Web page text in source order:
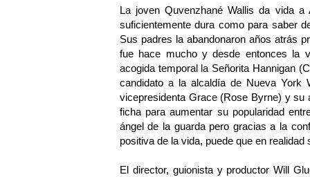
La joven Quvenzhané Wallis da vida
suficientemente dura como para saber
Sus padres la abandonaron años atrás
fue hace mucho y desde entonces la
acogida temporal la Señorita Hannigan
candidato a la alcaldía de Nueva York
vicepresidenta Grace (Rose Byrne) y
ficha para aumentar su popularidad
ángel de la guarda pero gracias a la
positiva de la vida, puede que en realidad
El director, guionista y productor Will